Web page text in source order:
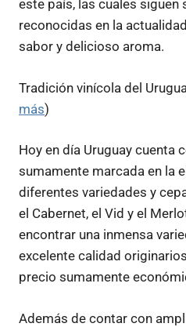
este país, las cuales siguen
reconocidas en la
sabor y delicioso aroma.
Tradición vinícola del
más)
Hoy en día Uruguay cuenta
sumamente marcada en la
diferentes variedades y
el Cabernet, el Vid y el
encontrar una inmensa
excelente calidad
precio sumamente
Además de contar con